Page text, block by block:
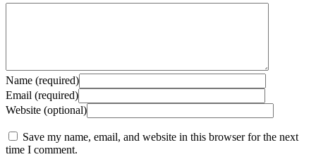
Name (required)
Email (required)
Website (optional)
Save my name, email, and website in this browser for the next
time I comment.